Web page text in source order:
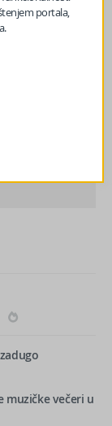
policajaca,
muzičke večeri u
portala,